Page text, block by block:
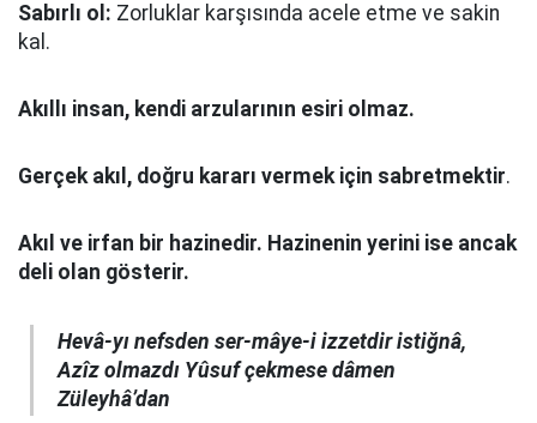
Sabırlı ol: Zorluklar karşısında acele etme ve sakin
kal.
Akıllı insan, kendi arzularının esiri olmaz.
Gerçek akıl, doğru kararı vermek için sabretmektir.
Akıl ve irfan bir hazinedir. Hazinenin yerini ise ancak
deli olan gösterir.
Hevâ-yı nefsden ser-mâye-i izzetdir istiğnâ,
Azîz olmazdı Yûsuf çekmese dâmen
Züleyhâ’dan